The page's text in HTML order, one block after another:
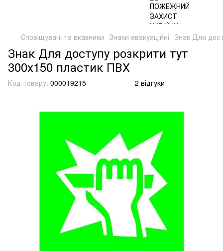
Сповіщувачі та вказники Знаки евакуаційні Знак Для
Знак Для доступу розкрити тут
300х150 пластик ПВХ
Код товару: 000019215 2 відгуки